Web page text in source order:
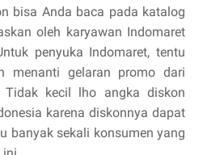
bisa Anda baca pada katalog
oleh karyawan Indomaret
penyuka Indomaret, tentu
menanti gelaran promo dari
Tidak kecil lho angka diskon
karena diskonnya dapat
banyak sekali konsumen yang